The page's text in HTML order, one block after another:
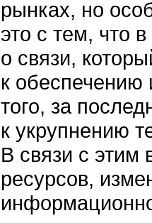
рынках, но
это с тем, что
о связи,
к
того, за
к укрупнению
В связи с этим
ресурсов,